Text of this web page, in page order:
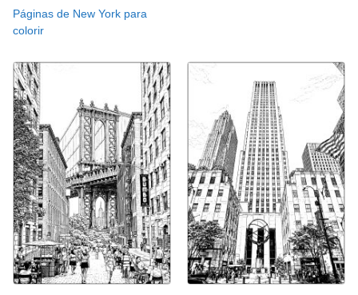
Páginas de New York para
colorir